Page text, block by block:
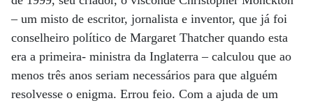
– um misto de escritor, jornalista e inventor, que já foi
conselheiro político de Margaret Thatcher quando esta
era a primeira- ministra da Inglaterra – calculou que ao
menos três anos seriam necessários para que alguém
resolvesse o enigma. Errou feio. Com a ajuda de um